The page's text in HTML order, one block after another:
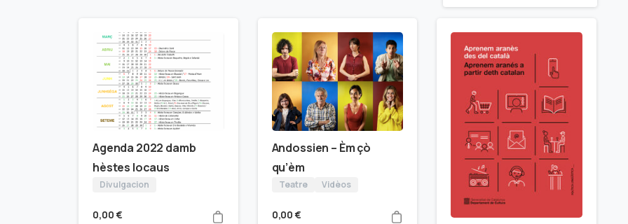
Agenda 2022 damb
hèstes locaus
Divulgacion
0,00 €
Andossien – Èm çò
qu’èm
Teatre Vidèos
0,00€